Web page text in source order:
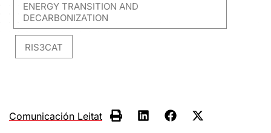
ENERGY TRANSITION AND
DECARBONIZATION
RIS3CAT
Comunicación Leitat